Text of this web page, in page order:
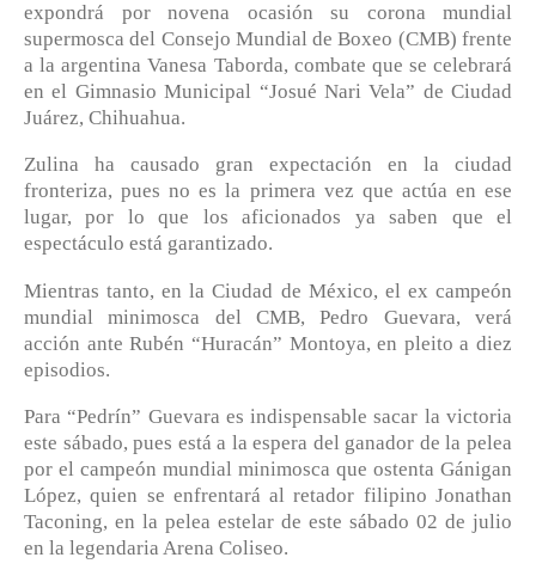
expondrá por novena ocasión su corona mundial
supermosca del Consejo Mundial de Boxeo (CMB) frente
a la argentina Vanesa Taborda, combate que se celebrará
en el Gimnasio Municipal “Josué Nari Vela” de Ciudad
Juárez, Chihuahua.
Zulina ha causado gran expectación en la ciudad
fronteriza, pues no es la primera vez que actúa en ese
lugar, por lo que los aficionados ya saben que el
espectáculo está garantizado.
Mientras tanto, en la Ciudad de México, el ex campeón
mundial minimosca del CMB, Pedro Guevara, verá
acción ante Rubén “Huracán” Montoya, en pleito a diez
episodios.
Para “Pedrín” Guevara es indispensable sacar la victoria
este sábado, pues está a la espera del ganador de la pelea
por el campeón mundial minimosca que ostenta Gánigan
López, quien se enfrentará al retador filipino Jonathan
Taconing, en la pelea estelar de este sábado 02 de julio
en la legendaria Arena Coliseo.